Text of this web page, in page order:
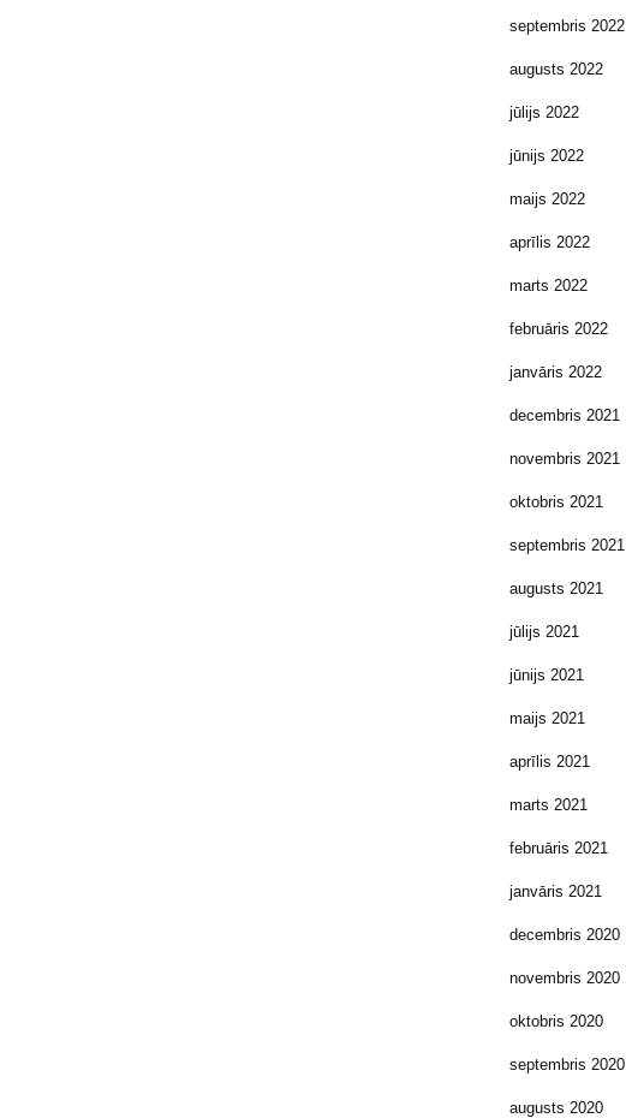
septembris 2022
augusts 2022
jūlijs 2022
jūnijs 2022
maijs 2022
aprīlis 2022
marts 2022
februāris 2022
janvāris 2022
decembris 2021
novembris 2021
oktobris 2021
septembris 2021
augusts 2021
jūlijs 2021
jūnijs 2021
maijs 2021
aprīlis 2021
marts 2021
februāris 2021
janvāris 2021
decembris 2020
novembris 2020
oktobris 2020
septembris 2020
augusts 2020